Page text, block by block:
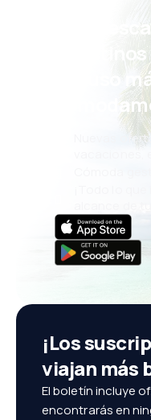
¡Eh!
incluso
Nuevas
vacaciones,
Cómoda
¡Todo lo
¡Los
viajan más
El boletín incluye
encontrarás en